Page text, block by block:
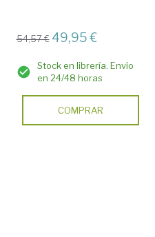
54,57 € 49,95 €
Stock en librería. Envío
en 24/48 horas
COMPRAR